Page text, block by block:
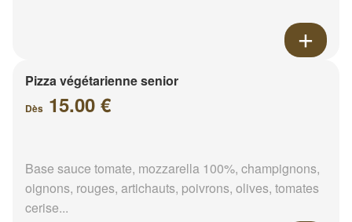
Pizza végétarienne senior
Dès 15.00 €
Base sauce tomate, mozzarella 100%, champignons,
oignons, rouges, artichauts, poivrons, olives, tomates
cerise...